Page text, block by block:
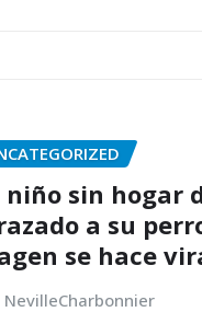
niño sin hogar
a su
se hace
NevilleCharbonnier